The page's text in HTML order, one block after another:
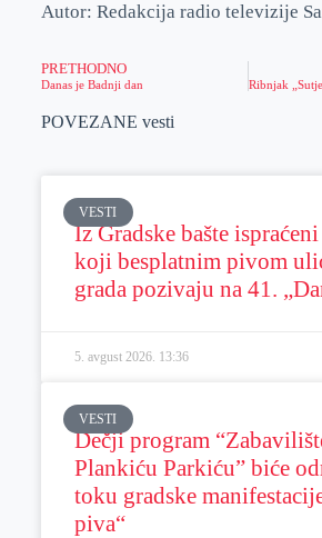
Autor: Redakcija radio televizije
PRETHODNO
Danas je Badnji dan
POVEZANE vesti
VESTI
Iz Gradske bašte
koji besplatnim pivom
grada pozivaju na 41.
5. avgust 2026. 13:36
VESTI
Dečji program
Plankiću Parkiću” biće
toku gradske
piva“